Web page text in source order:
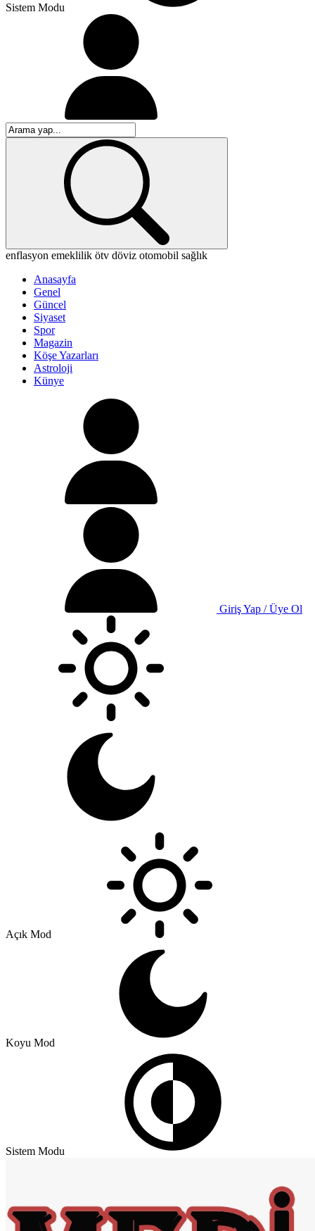
Sistem Modu
enflasyon emeklilik ötv döviz otomobil sağlık
Anasayfa
Genel
Güncel
Siyaset
Spor
Magazin
Köşe Yazarları
Astroloji
Künye
Giriş Yap / Üye Ol
Açık Mod
Koyu Mod
Sistem Modu